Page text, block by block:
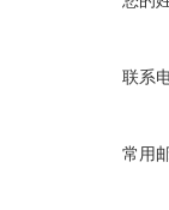
联系
常用